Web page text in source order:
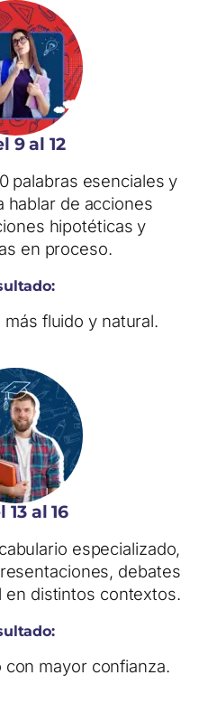
9 al 12
palabras esenciales y
hablar de acciones
hipotéticas y
en proceso.
fluido y natural.
13 al 16
especializado,
debates
en distintos contextos.
con mayor confianza.